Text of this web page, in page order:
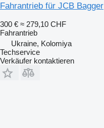
Fahrantrieb für JCB Bagger
300 € ≈ 279,10 CHF
Fahrantrieb
Ukraine, Kolomiya
Techservice
Verkäufer kontaktieren